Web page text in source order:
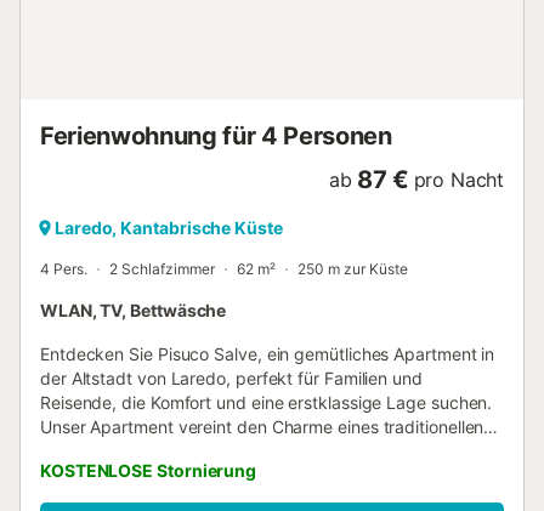
zusätzliche Gebühr von 20,00...
Ferienwohnung für 4 Personen
ab 87 € pro Nacht
Laredo, Kantabrische Küste
4 Pers. 2 Schlafzimmer 62 m² 250 m zur Küste
WLAN, TV, Bettwäsche
Entdecken Sie Pisuco Salve, ein gemütliches Apartment in
der Altstadt von Laredo, perfekt für Familien und
Reisende, die Komfort und eine erstklassige Lage suchen.
Unser Apartment vereint den Charme eines traditionellen
unvergesslichen Aufenthalt. Unschlagbare Lage. Kein
Aufzug....
KOSTENLOSE Stornierung